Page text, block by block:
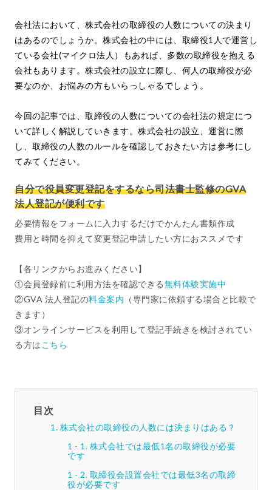
会社法において、株式会社の取締役の人数についての決まり
はあるのでしょうか。株式会社の中には、取締役1人で運営し
ている会社(マイクロ法人）もあれば、多数の取締役を抱える
会社もあります。株式会社の設立に際し、何人の取締役が必
要なのか、お悩みの方もいらっしゃるでしょう。
今回の記事では、取締役の人数についての会社法の規定につ
いて詳しく解説していきます。株式会社の設立、運営に際
し、取締役の人数のルールを確認しておきたい方は参考にし
てみてください。
自分で役員変更登記をするなら司法書士監修のGVA
法人登記が便利です
必要情報をフォームに入力するだけでかんたん書類作成
費用と時間を抑えて変更登記申請したい方におススメです
【各リンクからお進みください】
①会員登録前に利用方法を確認できる無料体験実施中
②GVA 法人登記の料金案内 （専門家に依頼する場合と比較で
きます）
③オンラインサービスを利用して登記手続きを検討されてい
る方は こちら
目次
株式会社の取締役の人数には決まりはある？
株式会社では最低1名の取締役が必要
です
取締役会設置会社では最低3名の取締
役が必要です